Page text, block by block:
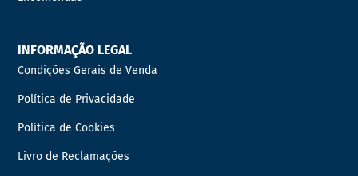
INFORMAÇÃO LEGAL
Condições Gerais de Venda
Política de Privacidade
Política de Cookies
Livro de Reclamações